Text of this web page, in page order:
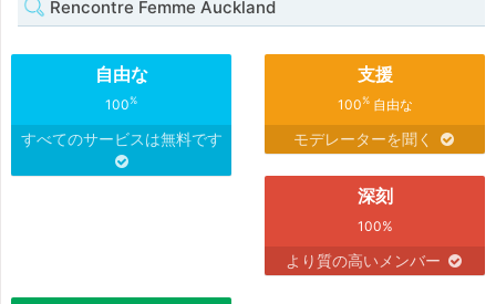
Rencontre Femme Auckland
自由な
100%
すべてのサービスは無料です
支援
100%自由な
モデレーターを聞く
深刻
100%
より質の高いメンバー